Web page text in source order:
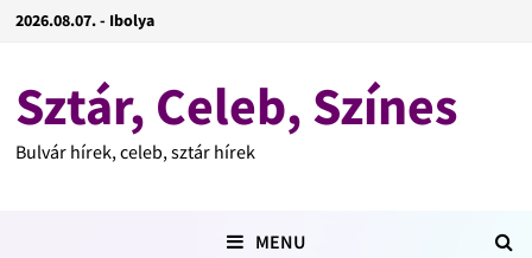
2026.08.07. - Ibolya
Sztár, Celeb, Színes
Bulvár hírek, celeb, sztár hírek
MENU